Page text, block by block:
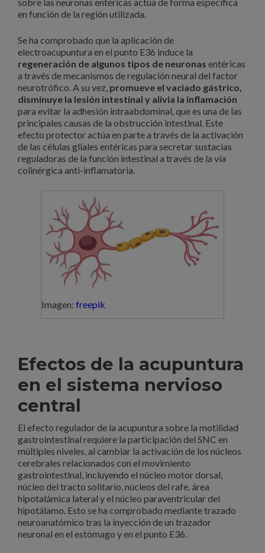
en función de la región utilizada.
Se ha comprobado que la aplicación de
electroacupuntura en el punto E36 induce la
regeneración de algunos tipos de neuronas entéricas
a través de mecanismos de regulación neural del factor
neurotrófico. A su vez, promueve el vaciado gástrico,
disminuye la lesión intestinal y alivia la inflamación
para evitar la adhesión intraabdominal, que es una de las
principales causas de la obstrucción intestinal. Este
efecto protector actúa en parte a través de la activación
de las células gliales entéricas para secretar sustacias
reguladoras de la función intestinal a través de la vía
colinérgica anti-inflamatoria.
Imagen: freepik
Efectos de la acupuntura
en el sistema nervioso
central
El efecto regulador de la acupuntura sobre la motilidad
gastrointestinal requiere la participación del SNC en
múltiples niveles, al cambiar la activación de los núcleos
cerebrales relacionados con el movimiento
gastrointestinal, incluyendo el núcleo motor dorsal,
núcleo del tracto solitario, núcleos del rafe, área
hipotalámica lateral y el núcleo paraventricular del
hipotálamo. Esto se ha comprobado mediante trazado
neuroanatómico tras la inyección de un trazador
neuronal en el estómago y en el punto E36.